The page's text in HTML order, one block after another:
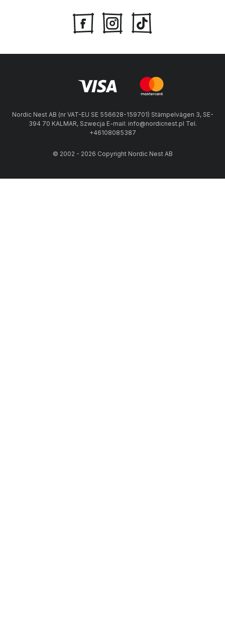
Nordic Nest AB (nr VAT-EU SE 556628-159701) Stämpelvägen 3, SE-
394 70 KALMAR, Szwecja E-mail: info@nordicnest.pl Tel.
+46108085387
© 2002 - 2026 Copyright Nordic Nest AB